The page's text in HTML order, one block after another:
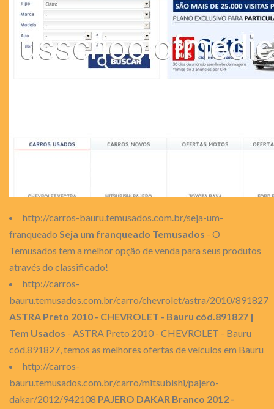
http://carros-bauru.temusados.com.br/seja-um-
franqueado Seja um franqueado Temusados - O
Temusados tem a melhor opção de venda para seus produtos
através do classificado!
http://carros-
bauru.temusados.com.br/carro/chevrolet/astra/2010/891827
ASTRA Preto 2010 - CHEVROLET - Bauru cód.891827 |
Tem Usados - ASTRA Preto 2010 - CHEVROLET - Bauru
cód.891827, temos as melhores ofertas de veículos em Bauru
http://carros-
bauru.temusados.com.br/carro/mitsubishi/pajero-
dakar/2012/942108 PAJERO DAKAR Branco 2012 -